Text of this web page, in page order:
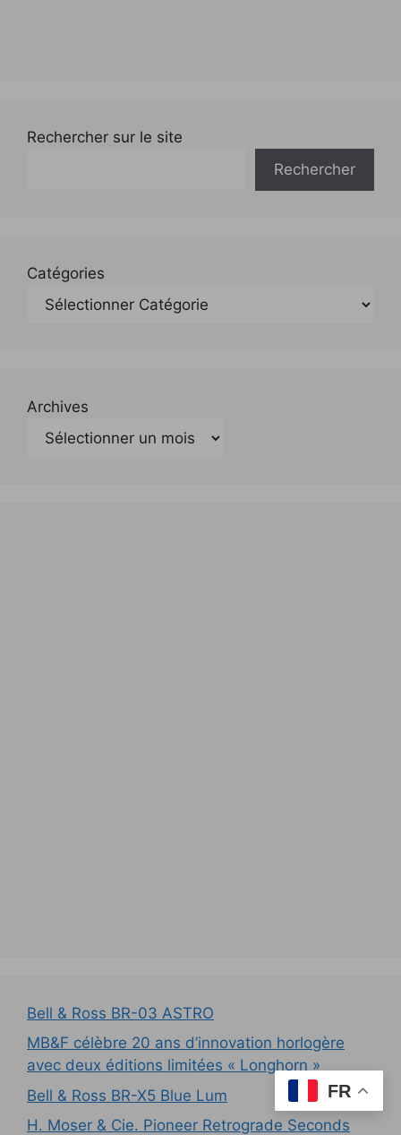
Rechercher sur le site
Rechercher
Catégories
Archives
Bell & Ross BR-03 ASTRO
MB&F célèbre 20 ans d’innovation horlogère
avec deux éditions limitées « Longhorn »
Bell & Ross BR-X5 Blue Lum
H. Moser & Cie. Pioneer Retrograde Seconds
FR